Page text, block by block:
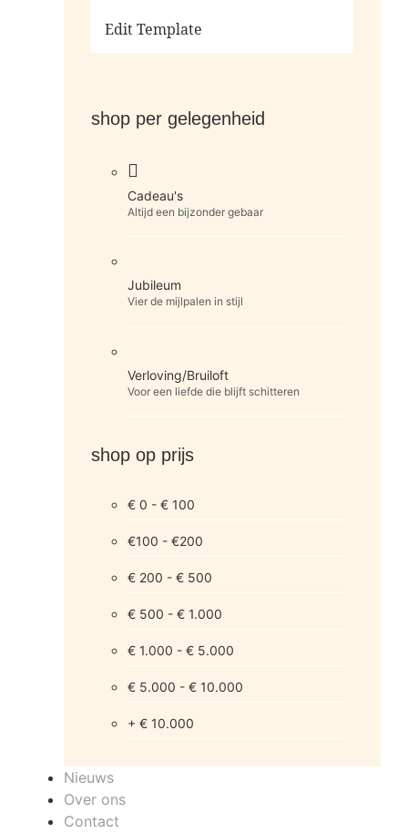
Edit Template
shop per gelegenheid
Cadeau's
Altijd een bijzonder gebaar
Jubileum
Vier de mijlpalen in stijl
Verloving/Bruiloft
Voor een liefde die blijft schitteren
shop op prijs
€ 0 - € 100
€100 - €200
€ 200 - € 500
€ 500 - € 1.000
€ 1.000 - € 5.000
€ 5.000 - € 10.000
+ € 10.000
Nieuws
Over ons
Contact